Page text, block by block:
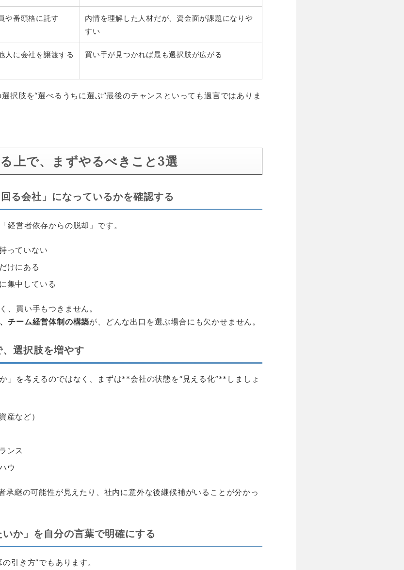
や番頭格に託す
内情を理解した人材だが、資金面が課題になりや
すい
人に会社を譲渡する 買い手が見つかれば最も選択肢が広がる
択肢を“選べるうちに選ぶ”最後のチャンスといっても過言ではありま
上で、まずやるべきこと3選
る会社」になっているかを確認する
経営者依存からの脱却」です。
っていない
けにある
集中している
、買い手もつきません。
チーム経営体制の構築が、どんな出口を選ぶ場合にも欠かせません。
選択肢を増やす
」を考えるのではなく、まずは**会社の状態を“見える化”**しましょ
産など）
ンス
ウ
承継の可能性が見えたり、社内に意外な後継候補がいることが分かっ
か」を自分の言葉で明確にする
引き方”でもあります。